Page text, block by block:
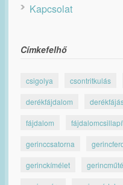
Kapcsolat
Címkefelhő
csigolya csontritkulás
derékfájdalom
fájdalom
gerinccsatorna
gerinckímélet